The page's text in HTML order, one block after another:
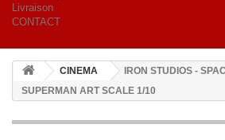
Livraison
CONTACT
CINEMA
IRON STUDIOS -
SUPERMAN ART SCALE 1/10